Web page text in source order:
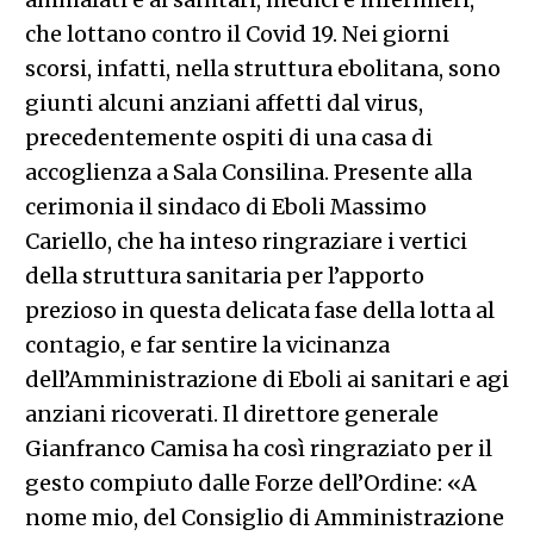
che lottano contro il Covid 19. Nei giorni
scorsi, infatti, nella struttura ebolitana, sono
giunti alcuni anziani affetti dal virus,
precedentemente ospiti di una casa di
accoglienza a Sala Consilina. Presente alla
cerimonia il sindaco di Eboli Massimo
Cariello, che ha inteso ringraziare i vertici
della struttura sanitaria per l’apporto
prezioso in questa delicata fase della lotta al
contagio, e far sentire la vicinanza
dell’Amministrazione di Eboli ai sanitari e agi
anziani ricoverati. Il direttore generale
Gianfranco Camisa ha così ringraziato per il
gesto compiuto dalle Forze dell’Ordine: «A
nome mio, del Consiglio di Amministrazione